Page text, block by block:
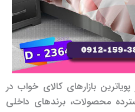
بازارهای کالای خواب در
محصولات، برندهای داخلی